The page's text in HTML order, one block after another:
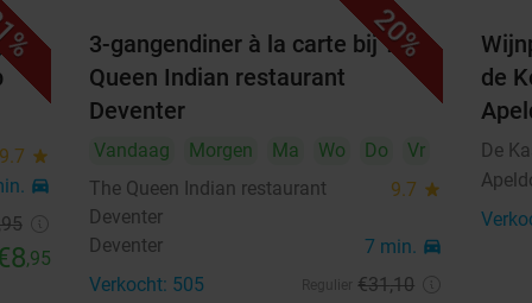
9.7 star
directions_car
,95
20%
3-gangendiner à la carte bij The
Queen Indian restaurant
Deventer
Vandaag Morgen Ma Wo Do
Vr
The Queen Indian restaurant
Deventer
9.7 star
Deventer 7 min. directions_car
Verkocht: 505 €31,10
de
De